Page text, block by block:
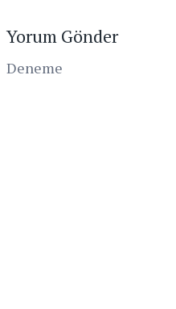
Yorum Gönder
Deneme